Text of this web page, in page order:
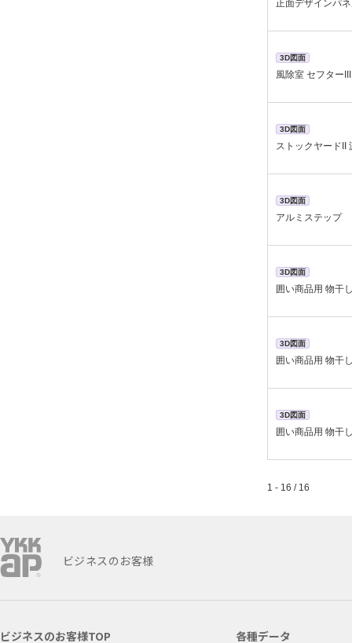
正面デザインパ
3D図面
風除室 セフター
3D図面
ストックヤードII
3D図面
アルミステップ
3D図面
囲い商品用 物干
3D図面
囲い商品用 物干
3D図面
囲い商品用 物干
1 - 16 / 16
ビジネスのお客様
ビジネスのお客様TOP 各種データ